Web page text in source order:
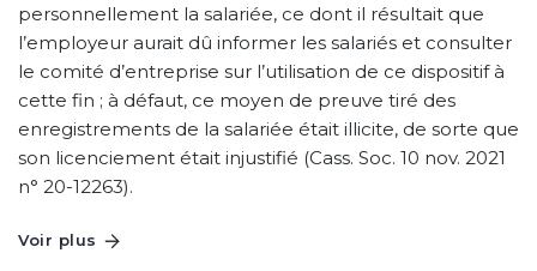
personnellement la salariée, ce dont il résultait que
l’employeur aurait dû informer les salariés et consulter
le comité d’entreprise sur l’utilisation de ce dispositif à
cette fin ; à défaut, ce moyen de preuve tiré des
enregistrements de la salariée était illicite, de sorte que
son licenciement était injustifié (Cass. Soc. 10 nov. 2021
n° 20-12263).
Voir plus